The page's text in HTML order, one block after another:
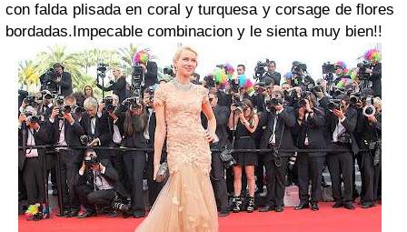
con falda plisada en coral y turquesa y corsage de flores
bordadas.Impecable combinacion y le sienta muy bien!!